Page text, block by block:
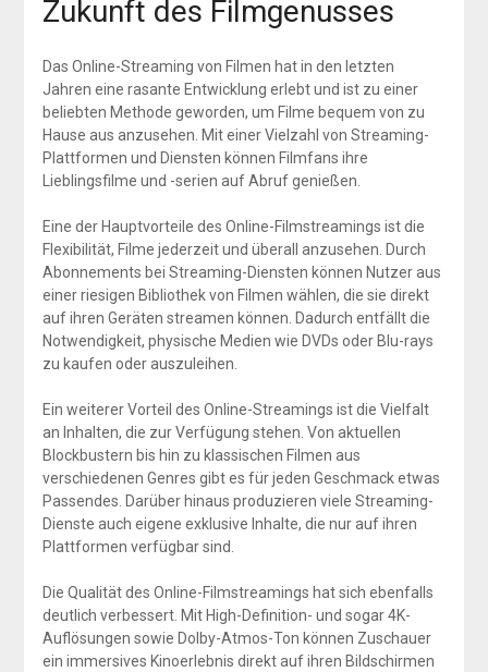
Zukunft des Filmgenusses
Das Online-Streaming von Filmen hat in den letzten
Jahren eine rasante Entwicklung erlebt und ist zu einer
beliebten Methode geworden, um Filme bequem von zu
Hause aus anzusehen. Mit einer Vielzahl von Streaming-
Plattformen und Diensten können Filmfans ihre
Lieblingsfilme und -serien auf Abruf genießen.
Eine der Hauptvorteile des Online-Filmstreamings ist die
Flexibilität, Filme jederzeit und überall anzusehen. Durch
Abonnements bei Streaming-Diensten können Nutzer aus
einer riesigen Bibliothek von Filmen wählen, die sie direkt
auf ihren Geräten streamen können. Dadurch entfällt die
Notwendigkeit, physische Medien wie DVDs oder Blu-rays
zu kaufen oder auszuleihen.
Ein weiterer Vorteil des Online-Streamings ist die Vielfalt
an Inhalten, die zur Verfügung stehen. Von aktuellen
Blockbustern bis hin zu klassischen Filmen aus
verschiedenen Genres gibt es für jeden Geschmack etwas
Passendes. Darüber hinaus produzieren viele Streaming-
Dienste auch eigene exklusive Inhalte, die nur auf ihren
Plattformen verfügbar sind.
Die Qualität des Online-Filmstreamings hat sich ebenfalls
deutlich verbessert. Mit High-Definition- und sogar 4K-
Auflösungen sowie Dolby-Atmos-Ton können Zuschauer
ein immersives Kinoerlebnis direkt auf ihren Bildschirmen